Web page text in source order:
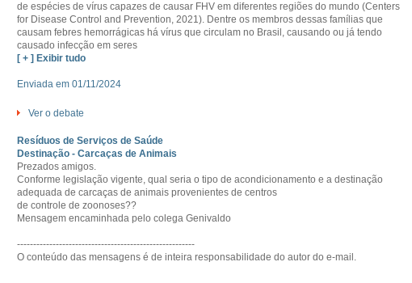
de espécies de vírus capazes de causar FHV em diferentes regiões do mundo (Centers
for Disease Control and Prevention, 2021). Dentre os membros dessas famílias que
causam febres hemorrágicas há vírus que circulam no Brasil, causando ou já tendo
causado infecção em seres
[ + ] Exibir tudo
Enviada em 01/11/2024
Ver o debate
Resíduos de Serviços de Saúde
Destinação - Carcaças de Animais
Prezados amigos.
Conforme legislação vigente, qual seria o tipo de acondicionamento e a destinação
adequada de carcaças de animais provenientes de centros
de controle de zoonoses??
Mensagem encaminhada pelo colega Genivaldo
-------------------------------------------------------
O conteúdo das mensagens é de inteira responsabilidade do autor do e-mail.